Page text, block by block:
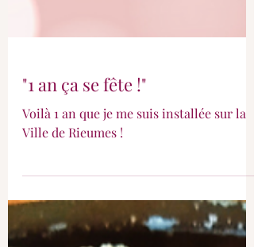
"1 an ça se fête !"